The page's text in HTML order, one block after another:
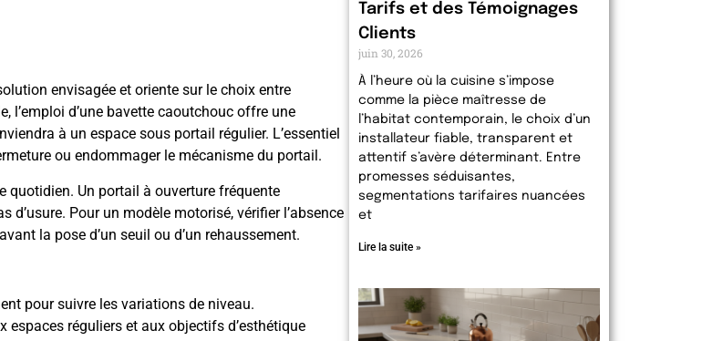
envisagée et oriente sur le choix entre
l’emploi d’une bavette caoutchouc offre une
à un espace sous portail régulier. L’essentiel
ou endommager le mécanisme du portail.
quotidien. Un portail à ouverture fréquente
Pour un modèle motorisé, vérifier l’absence
la pose d’un seuil ou d’un rehaussement.
pour suivre les variations de niveau.
espaces réguliers et aux objectifs d’esthétique
Tarifs et des Témoignages
Clients
juin 30, 2026
À l’heure où la cuisine s’impose
comme la pièce maîtresse de
l’habitat contemporain, le choix d’un
installateur fiable, transparent et
attentif s’avère déterminant. Entre
promesses séduisantes,
segmentations tarifaires nuancées
et
Lire la suite »